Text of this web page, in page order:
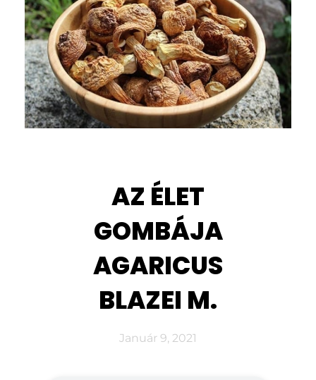
AZ ÉLET
GOMBÁJA
AGARICUS
BLAZEI M.
Január 9, 2021